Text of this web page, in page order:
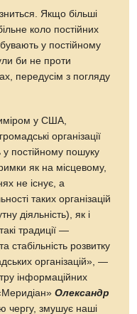
Якщо більші
коло постійних
у постійному
би не проти
передусім з погляду
у США,
організації
постійному пошуку
як на місцевому,
не існує, а
таких організацій
діяльність), як і
традиції —
стабільність розвитку
організацій», —
інформаційних
Олександр
чергу, змушує наші